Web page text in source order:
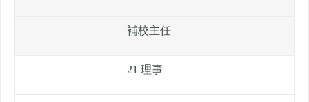
補校主任
21 理事